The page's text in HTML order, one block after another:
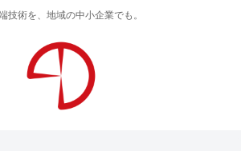
技術を、地域の中小企業でも。